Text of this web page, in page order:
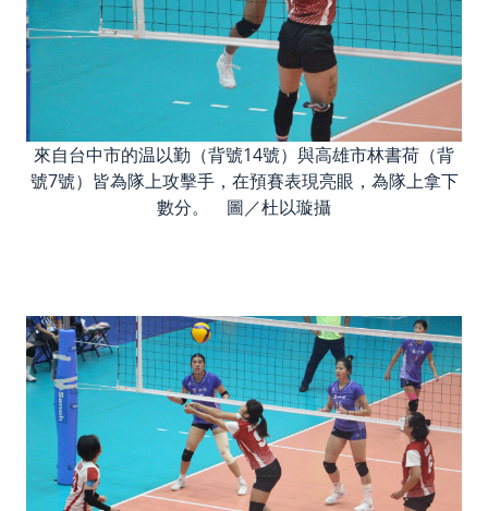
來自台中市的温以勤（背號14號）與高雄市林書荷（背
號7號）皆為隊上攻擊手，在預賽表現亮眼，為隊上拿下
數分。 圖／杜以璇攝